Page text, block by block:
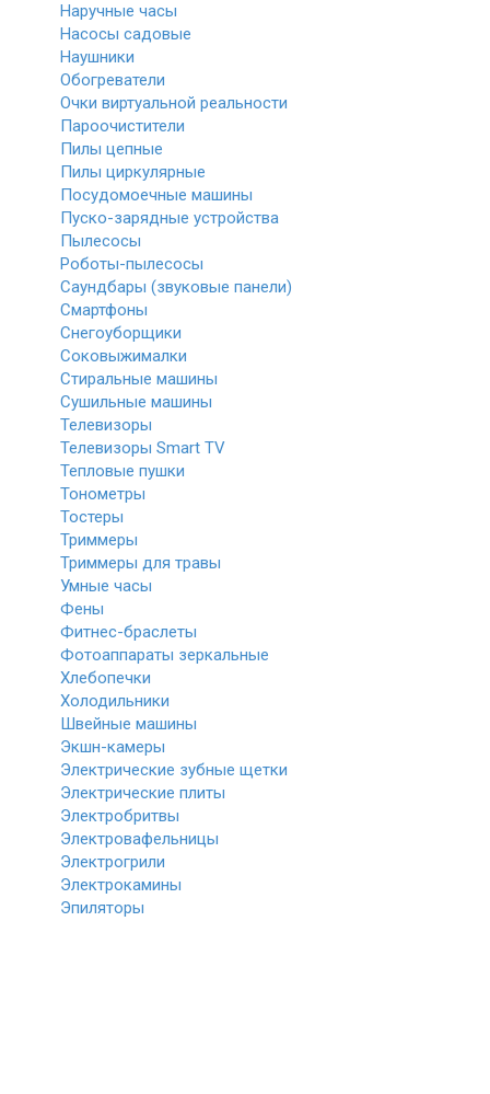
Наручные часы
Насосы садовые
Наушники
Обогреватели
Очки виртуальной реальности
Пароочистители
Пилы цепные
Пилы циркулярные
Посудомоечные машины
Пуско-зарядные устройства
Пылесосы
Роботы-пылесосы
Саундбары (звуковые панели)
Смартфоны
Снегоуборщики
Соковыжималки
Стиральные машины
Сушильные машины
Телевизоры
Телевизоры Smart TV
Тепловые пушки
Тонометры
Тостеры
Триммеры
Триммеры для травы
Умные часы
Фены
Фитнес-браслеты
Фотоаппараты зеркальные
Хлебопечки
Холодильники
Швейные машины
Экшн-камеры
Электрические зубные щетки
Электрические плиты
Электробритвы
Электровафельницы
Электрогрили
Электрокамины
Эпиляторы